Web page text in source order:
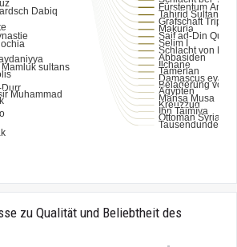
zu Qualität und Beliebtheit des